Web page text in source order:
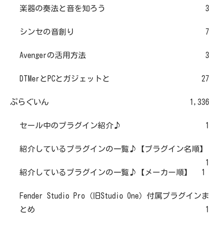
楽器の奏法と音を知ろう 3
シンセの音創り 7
Avengerの活用方法 3
DTMerとPCとガジェットと 27
ぷらぐいん 1,336
セール中のプラグイン紹介♪ 1
紹介しているプラグインの一覧♪【プラグイン名順】
1
紹介しているプラグインの一覧♪【メーカー順】
1
Fender Studio Pro（旧Studio One）付属プラグインま
とめ
1